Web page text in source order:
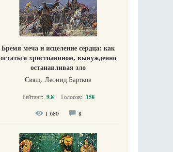
Бремя меча и исцеление сердца: как
остаться христианином, вынужденно
останавливая зло
Свящ. Леонид Бартков
Рейтинг: 9.8 Голосов: 158
1 680 8